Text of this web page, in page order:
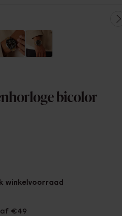
bicolor
winkelvoorraad
€49